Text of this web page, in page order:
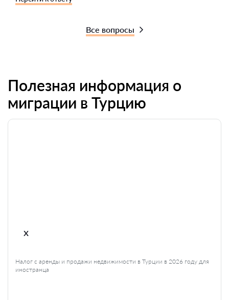
Все вопросы
Полезная информация о
миграции в Турцию
x
Налог с аренды и продажи недвижимости в Турции в 2026 году для
иностранца